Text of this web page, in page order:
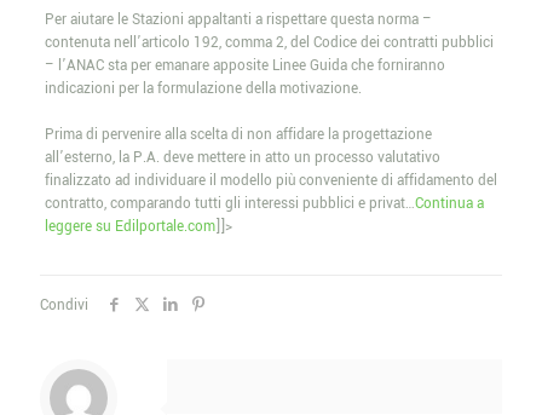
Per aiutare le Stazioni appaltanti a rispettare questa norma –
contenuta nell’articolo 192, comma 2, del Codice dei contratti pubblici
– l’ANAC sta per emanare apposite Linee Guida che forniranno
indicazioni per la formulazione della motivazione.
Prima di pervenire alla scelta di non affidare la progettazione
all’esterno, la P.A. deve mettere in atto un processo valutativo
finalizzato ad individuare il modello più conveniente di affidamento del
contratto, comparando tutti gli interessi pubblici e privat…Continua a
leggere su Edilportale.com]]>
Condivi